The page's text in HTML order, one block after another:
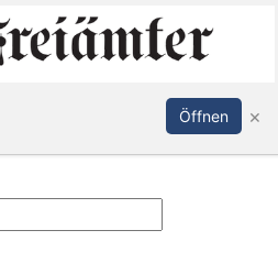
Abonnieren Anmelden
Öffnen ×